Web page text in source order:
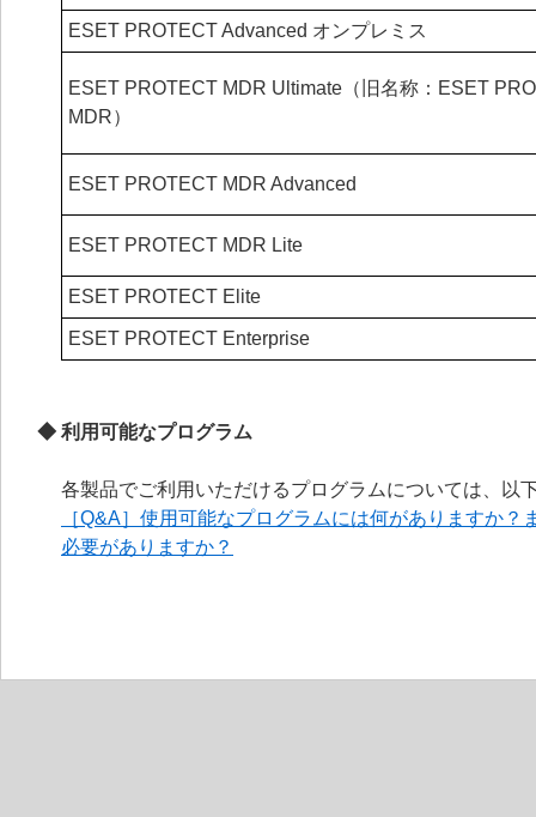
ESET PROTECT Advanced オンプレミス
ESET PROTECT MDR Ultimate（旧名称：ESET
MDR）
ESET PROTECT MDR Advanced
ESET PROTECT MDR Lite
ESET PROTECT Elite
ESET PROTECT Enterprise
◆ 利用可能なプログラム
各製品でご利用いただけるプログラムについては、以
［Q&A］使用可能なプログラムには何がありますか
必要がありますか？